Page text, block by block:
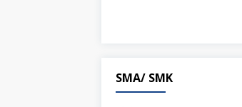
SMA/ SMK